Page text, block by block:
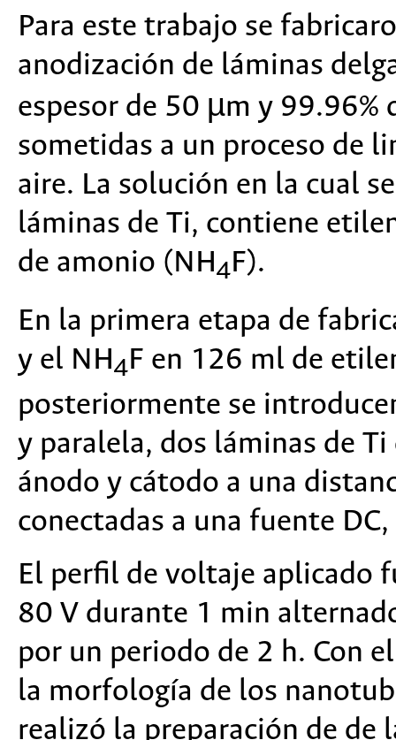
Para este trabajo se
anodización de láminas
espesor de 50 µm y 99.96%
sometidas a un proceso de
aire. La solución en la cual
láminas de Ti, contiene
de amonio (NH4F).
En la primera etapa de
y el NH4F en 126 ml de
posteriormente se
y paralela, dos láminas de
ánodo y cátodo a una
conectadas a una fuente
El perfil de voltaje aplicado
80 V durante 1 min
por un periodo de 2 h. Con
la morfología de los
realizó la preparación de de